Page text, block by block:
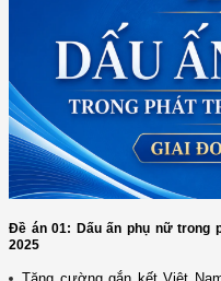
Đề án 01: Dấu ấn phụ nữ trong
2025